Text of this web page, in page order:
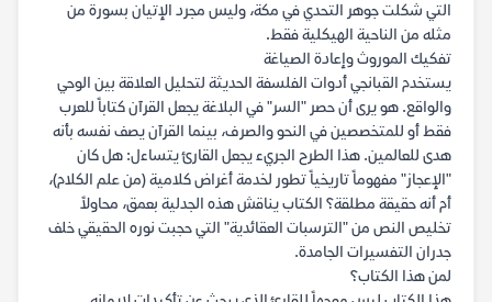
التي شكلت جوهر التحدي في مكة، وليس مجرد الإتيان بسورة من
مثله من الناحية الهيكلية فقط.
تفكيك الموروث وإعادة الصياغة
يستخدم القبانجي أدوات الفلسفة الحديثة لتحليل العلاقة بين الوحي
والواقع. هو يرى أن حصر "السر" في البلاغة يجعل القرآن كتاباً للعرب
فقط أو للمتخصصين في النحو والصرف، بينما القرآن يصف نفسه بأنه
هدى للعالمين. هذا الطرح الجريء يجعل القارئ يتساءل: هل كان
"الإعجاز" مفهوماً تاريخياً تطور لخدمة أغراض كلامية (من علم الكلام)،
أم أنه حقيقة مطلقة؟ الكتاب يناقش هذه الجدلية بعمق، محاولاً
تخليص النص من "الترسبات العقائدية" التي حجبت نوره الحقيقي خلف
جدران التفسيرات الجامدة.
لمن هذا الكتاب؟